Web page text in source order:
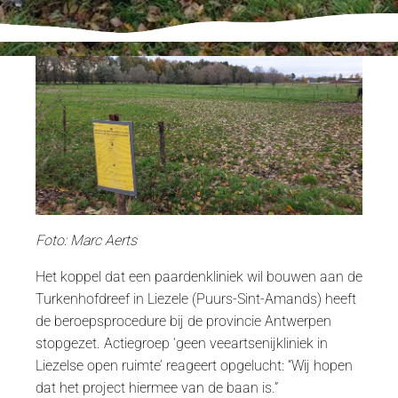
Foto: Marc Aerts
Het koppel dat een paardenkliniek wil bouwen aan de
Turkenhofdreef in Liezele (Puurs-Sint-Amands) heeft
de beroepsprocedure bij de provincie Antwerpen
stopgezet. Actiegroep ‘geen veeartsenijkliniek in
Liezelse open ruimte’ reageert opgelucht: “Wij hopen
dat het project hiermee van de baan is.”